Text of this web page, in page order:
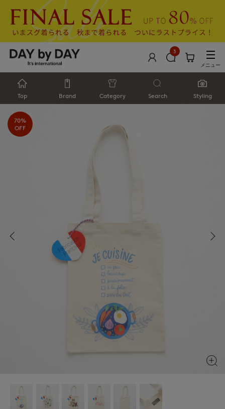
3
メニュー
Top Brand Category Search Styling
70%
OFF